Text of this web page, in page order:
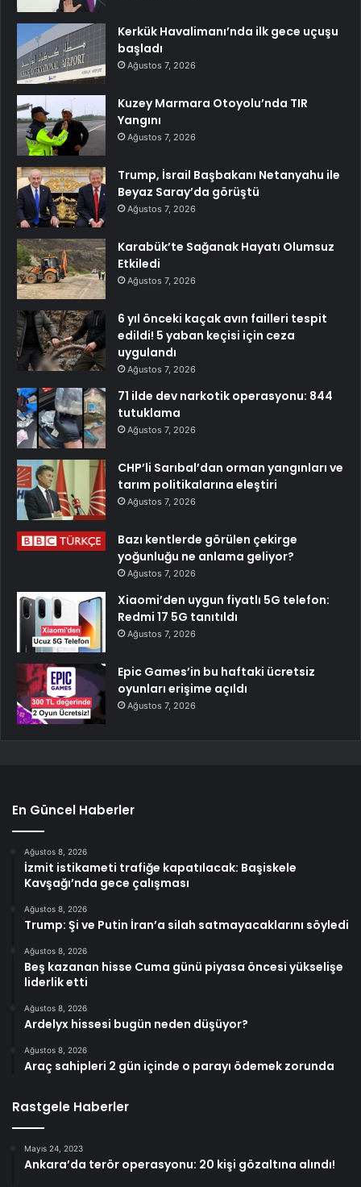
Kerkük Havalimanı’nda ilk gece uçuşu
başladı
Ağustos 7, 2026
Kuzey Marmara Otoyolu’nda TIR
Yangını
Ağustos 7, 2026
Trump, İsrail Başbakanı Netanyahu ile
Beyaz Saray’da görüştü
Ağustos 7, 2026
Karabük’te Sağanak Hayatı Olumsuz
Etkiledi
Ağustos 7, 2026
6 yıl önceki kaçak avın failleri tespit
edildi! 5 yaban keçisi için ceza
uygulandı
Ağustos 7, 2026
71 ilde dev narkotik operasyonu: 844
tutuklama
Ağustos 7, 2026
CHP’li Sarıbal’dan orman yangınları ve
tarım politikalarına eleştiri
Ağustos 7, 2026
Bazı kentlerde görülen çekirge
yoğunluğu ne anlama geliyor?
Ağustos 7, 2026
Xiaomi’den uygun fiyatlı 5G telefon:
Redmi 17 5G tanıtıldı
Ağustos 7, 2026
Epic Games’in bu haftaki ücretsiz
oyunları erişime açıldı
Ağustos 7, 2026
En Güncel Haberler
Ağustos 8, 2026
İzmit istikameti trafiğe kapatılacak: Başiskele
Kavşağı’nda gece çalışması
Ağustos 8, 2026
Trump: Şi ve Putin İran’a silah satmayacaklarını söyledi
Ağustos 8, 2026
Beş kazanan hisse Cuma günü piyasa öncesi yükselişe
liderlik etti
Ağustos 8, 2026
Ardelyx hissesi bugün neden düşüyor?
Ağustos 8, 2026
Araç sahipleri 2 gün içinde o parayı ödemek zorunda
Rastgele Haberler
Mayıs 24, 2023
Ankara’da terör operasyonu: 20 kişi gözaltına alındı!